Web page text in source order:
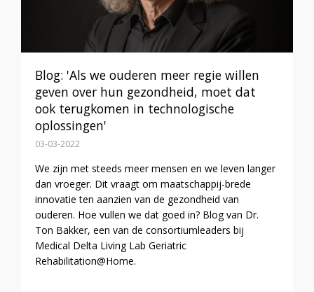
Blog: 'Als we ouderen meer regie willen
geven over hun gezondheid, moet dat
ook terugkomen in technologische
oplossingen'
03-03-2022
We zijn met steeds meer mensen en we leven langer
dan vroeger. Dit vraagt om maatschappij-brede
innovatie ten aanzien van de gezondheid van
ouderen. Hoe vullen we dat goed in? Blog van Dr.
Ton Bakker, een van de consortiumleaders bij
Medical Delta Living Lab Geriatric
Rehabilitation@Home.